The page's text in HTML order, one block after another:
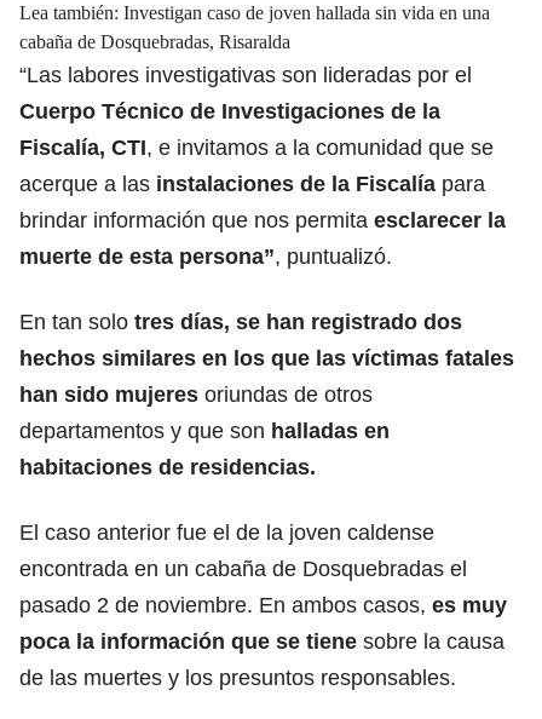
Lea también: Investigan caso de joven hallada sin vida en una
cabaña de Dosquebradas, Risaralda
“Las labores investigativas son lideradas por el
Cuerpo Técnico de Investigaciones de la
Fiscalía, CTI, e invitamos a la comunidad que se
acerque a las instalaciones de la Fiscalía para
brindar información que nos permita esclarecer la
muerte de esta persona”, puntualizó.
En tan solo tres días, se han registrado dos
hechos similares en los que las víctimas fatales
han sido mujeres oriundas de otros
departamentos y que son halladas en
habitaciones de residencias.
El caso anterior fue el de la joven caldense
encontrada en un cabaña de Dosquebradas el
pasado 2 de noviembre. En ambos casos, es muy
poca la información que se tiene sobre la causa
de las muertes y los presuntos responsables.